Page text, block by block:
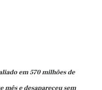
em 570 milhões de
mês e desapareceu sem